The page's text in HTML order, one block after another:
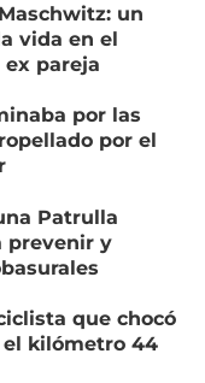
un
vida en el
pareja
por las
por el
Patrulla
prevenir y
que chocó
kilómetro 44